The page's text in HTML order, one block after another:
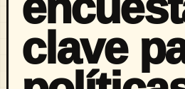
clave